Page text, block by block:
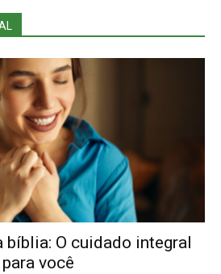
bíblia: O cuidado integral
você